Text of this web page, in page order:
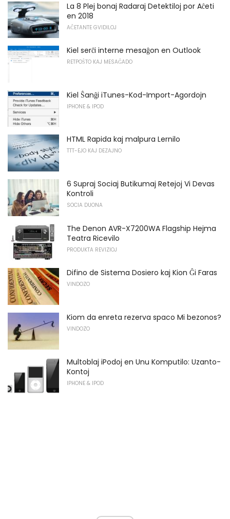
La 8 Plej bonaj Radaraj Detektiloj por Aĉeti
en 2018
AĈETANTE GVIDILOJ
Kiel serĉi interne mesaĝon en Outlook
RETPOŜTO KAJ MESAĜADO
Kiel Ŝanĝi iTunes-Kod-Import-Agordojn
IPHONE & IPOD
HTML Rapida kaj malpura Lernilo
TTT-EJO KAJ DEZAJNO
6 Supraj Sociaj Butikumaj Retejoj Vi Devas
Kontroli
SOCIA DUONA
The Denon AVR-X7200WA Flagship Hejma
Teatra Ricevilo
PRODUKTA REVIZIOJ
Difino de Sistema Dosiero kaj Kion Ĝi Faras
VINDOZO
Kiom da enreta rezerva spaco Mi bezonos?
VINDOZO
Multoblaj iPodoj en Unu Komputilo: Uzanto-
Kontoj
IPHONE & IPOD